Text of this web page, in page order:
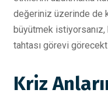
değeriniz üzerinde de
büyütmek
tahtası görevi
Kriz